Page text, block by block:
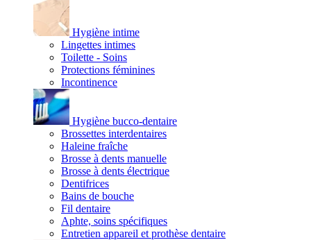
Hygiène intime
Lingettes intimes
Toilette - Soins
Protections féminines
Incontinence
Hygiène bucco-dentaire
Brossettes interdentaires
Haleine fraîche
Brosse à dents manuelle
Brosse à dents électrique
Dentifrices
Bains de bouche
Fil dentaire
Aphte, soins spécifiques
Entretien appareil et prothèse dentaire